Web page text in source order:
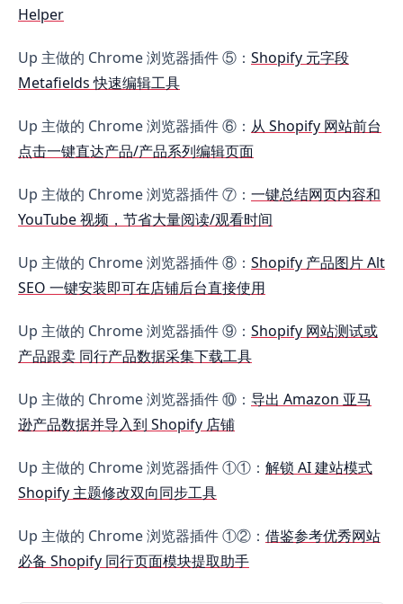
Helper
Up 主做的 Chrome 浏览器插件 ⑤： Shopify 元字段
Metafields 快速编辑工具
Up 主做的 Chrome 浏览器插件 ⑥： 从 Shopify 网站前台
点击一键直达产品/产品系列编辑页面
Up 主做的 Chrome 浏览器插件 ⑦： 一键总结网页内容和
YouTube 视频，节省大量阅读/观看时间
Up 主做的 Chrome 浏览器插件 ⑧： Shopify 产品图片 Alt
SEO 一键安装即可在店铺后台直接使用
Up 主做的 Chrome 浏览器插件 ⑨： Shopify 网站测试或
产品跟卖 同行产品数据采集下载工具
Up 主做的 Chrome 浏览器插件 ⑩： 导出 Amazon 亚马
逊产品数据并导入到 Shopify 店铺
Up 主做的 Chrome 浏览器插件 ①①： 解锁 AI 建站模式
Shopify 主题修改双向同步工具
Up 主做的 Chrome 浏览器插件 ①②： 借鉴参考优秀网站
必备 Shopify 同行页面模块提取助手